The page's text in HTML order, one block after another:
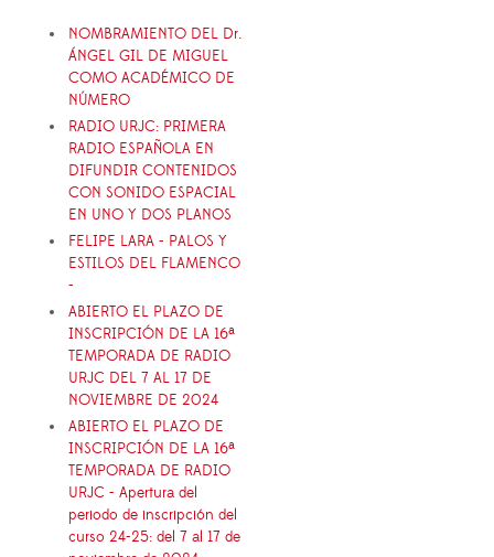
NOMBRAMIENTO DEL Dr.
ÁNGEL GIL DE MIGUEL
COMO ACADÉMICO DE
NÚMERO
RADIO URJC: PRIMERA
RADIO ESPAÑOLA EN
DIFUNDIR CONTENIDOS
CON SONIDO ESPACIAL
EN UNO Y DOS PLANOS
FELIPE LARA - PALOS Y
ESTILOS DEL FLAMENCO
-
ABIERTO EL PLAZO DE
INSCRIPCIÓN DE LA 16ª
TEMPORADA DE RADIO
URJC DEL 7 AL 17 DE
NOVIEMBRE DE 2024
ABIERTO EL PLAZO DE
INSCRIPCIÓN DE LA 16ª
TEMPORADA DE RADIO
URJC - Apertura del
periodo de inscripción del
curso 24-25: del 7 al 17 de